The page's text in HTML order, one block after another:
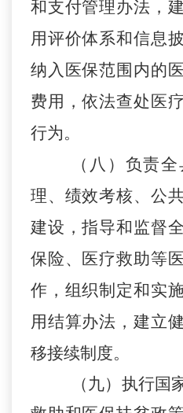
和支付管理办法，
用评价体系和信息
纳入医保范围内的
费用，依法查处医
行为。
（ 八）负责
理、绩效考核、公
建设，指导和监督
保险、医疗救助等
作，组织制定和实
用结算办法，建立
移接续制度。
（ 九）执行国